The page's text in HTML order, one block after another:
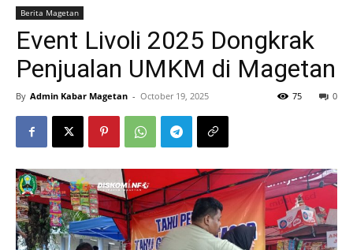
Berita Magetan
Event Livoli 2025 Dongkrak
Penjualan UMKM di Magetan
By Admin Kabar Magetan - October 19, 2025 0
75